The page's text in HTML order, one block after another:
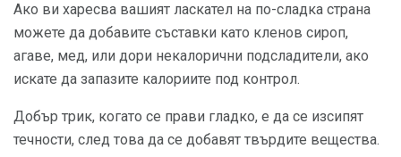
Ако ви харесва вашият ласкател на по-сладка страна
можете да добавите съставки като кленов сироп,
агаве, мед, или дори некалорични подсладители, ако
искате да запазите калориите под контрол.
Добър трик, когато се прави гладко, е да се изсипят
течности, след това да се добавят твърдите вещества.